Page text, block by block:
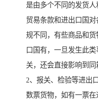
是由多个不同的发货人
贸易条款和进出口国
规不同，有些商品和
口国有，一旦发生此
关，还会直接影响到同
2、报关、检验等进出
数票货物，如有一票